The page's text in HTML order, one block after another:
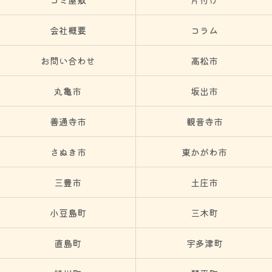
会社概要 コラム
お問い合わせ 高松市
丸亀市 坂出市
善通寺市 観音寺市
さぬき市 東かがわ市
三豊市 土庄市
小豆島町 三木町
直島町 宇多津町